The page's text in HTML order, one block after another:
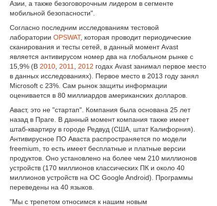
Азии, а также безоговорочным лидером в сегменте
мобильной безопасности".
Согласно последним исследованиям тестовой
лаборатории OPSWAT, которая проводит периодические
сканирования и тесты сетей, в данный момент Avast
является антивирусом номер два на глобальном рынке с
15,9% (В 2010 2011 2012 годах Avast занимал первое место
в данных исследованиях). Первое место в 2013 году занял
Microsoft с 23%. Сам рынок защиты информации
оценивается в 80 миллиардов американских долларов.
Аваст, это не "стартап". Компания была основана 25 лет
назад в Праге. В данный момент компания также имеет
штаб-квартиру в городе Редвуд (США, штат Калифорния).
Антивирусное ПО Аваста распространяется по модели
freemium, то есть имеет бесплатные и платные версии
продуктов. Оно установлено на более чем 210 миллионов
устройств (170 миллионов классических ПК и около 40
миллионов устройств на ОС Google Android). Программы
переведены на 40 языков.
"Мы с трепетом относимся к нашим новым